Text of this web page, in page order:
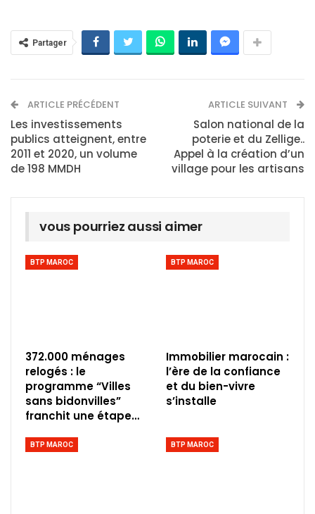
Partager
ARTICLE PRÉCÉDENT
Les investissements
publics atteignent, entre
2011 et 2020, un volume
de 198 MMDH
ARTICLE SUIVANT
Salon national de la
poterie et du Zellige..
Appel à la création d’un
village pour les artisans
vous pourriez aussi aimer
BTP MAROC
372.000 ménages
relogés : le
programme “Villes
sans bidonvilles”
franchit une étape…
BTP MAROC
Immobilier marocain :
l’ère de la confiance
et du bien-vivre
s’installe
BTP MAROC BTP MAROC